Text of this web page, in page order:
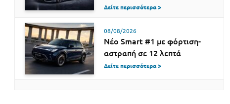
Δείτε περισσότερα >
08/08/2026
Νέο Smart #1 με φόρτιση-
αστραπή σε 12 λεπτά
Δείτε περισσότερα >